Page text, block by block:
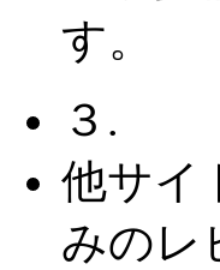
す。
３.
他サイ
みのレ